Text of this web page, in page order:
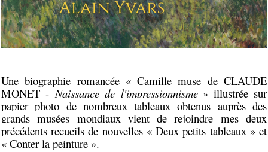
Une biographie romancée « Camille muse de CLAUDE
MONET -Naissance de l'impressionnisme » illustrée sur
papier photo de nombreux tableaux obtenus auprès des
grands musées mondiaux vient de rejoindre mes deux
précédents recueils de nouvelles « Deux petits tableaux » et
« Conter la peinture ».